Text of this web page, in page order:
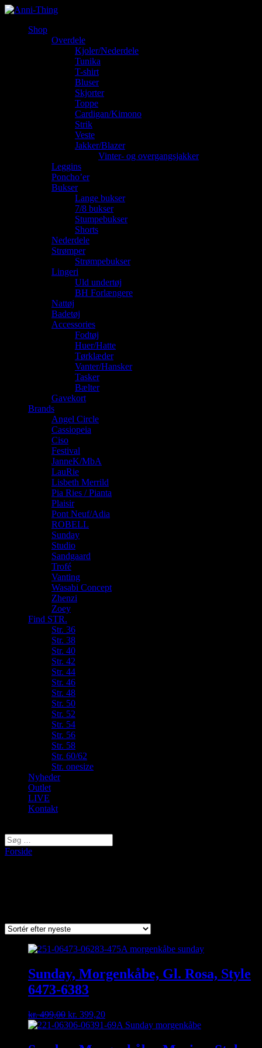
Shop
Overdele
Kjoler/Nederdele
Tunika
T-shirt
Bluser
Skjorter
Toppe
Cardigan/Kimono
Strik
Veste
Jakker/Blazer
Vinter- og overgangsjakker
Leggins
Poncho’er
Bukser
Lange bukser
7/8 bukser
Stumpebukser
Shorts
Nederdele
Strømper
Strømpebukser
Lingeri
Uld undertøj
BH Forlængere
Nattøj
Badetøj
Accessories
Fodtøj
Huer/Hatte
Tørklæder
Vanter/Hansker
Tasker
Bælter
Gavekort
Brands
Angel Circle
Cassiopeia
Ciso
Festival
JanneK/MbA
LauRie
Lisbeth Merrild
Pia Ries / Pianta
Plaisir
Pont Neuf/Adia
ROBELL
Sunday
Studio
Sandgaard
Trofé
Vanting
Wasabi Concept
Zhenzi
Zoey
Find STR.
Str. 36
Str. 38
Str. 40
Str. 42
Str. 44
Str. 46
Str. 48
Str. 50
Str. 52
Str. 54
Str. 56
Str. 58
Str. 60/62
Str. onesize
Nyheder
Outlet
LIVE
Kontakt
Forside
latest
Sunday, Morgenkåbe, Gl. Rosa, Style
6473-6383
kr.499,00 Original
price
kr. 499,00.
kr. 399,20Current
price
kr. 399,20.